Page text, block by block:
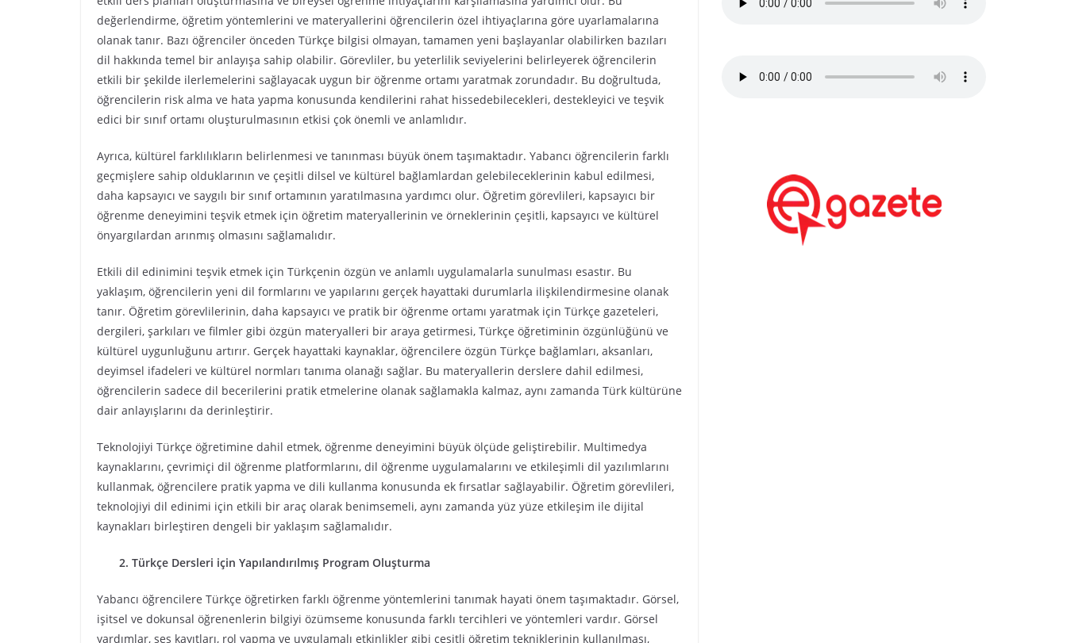
değerlendirme, öğretim yöntemlerini ve materyallerini öğrencilerin özel ihtiyaçlarına göre uyarlamalarına
olanak tanır. Bazı öğrenciler önceden Türkçe bilgisi olmayan, tamamen yeni başlayanlar olabilirken bazıları
dil hakkında temel bir anlayışa sahip olabilir. Görevliler, bu yeterlilik seviyelerini belirleyerek öğrencilerin
etkili bir şekilde ilerlemelerini sağlayacak uygun bir öğrenme ortamı yaratmak zorundadır. Bu doğrultuda,
öğrencilerin risk alma ve hata yapma konusunda kendilerini rahat hissedebilecekleri, destekleyici ve teşvik
edici bir sınıf ortamı oluşturulmasının etkisi çok önemli ve anlamlıdır.
Ayrıca, kültürel farklılıkların belirlenmesi ve tanınması büyük önem taşımaktadır. Yabancı öğrencilerin farklı
geçmişlere sahip olduklarının ve çeşitli dilsel ve kültürel bağlamlardan gelebileceklerinin kabul edilmesi,
daha kapsayıcı ve saygılı bir sınıf ortamının yaratılmasına yardımcı olur. Öğretim görevlileri, kapsayıcı bir
öğrenme deneyimini teşvik etmek için öğretim materyallerinin ve örneklerinin çeşitli, kapsayıcı ve kültürel
önyargılardan arınmış olmasını sağlamalıdır.
Etkili dil edinimini teşvik etmek için Türkçenin özgün ve anlamlı uygulamalarla sunulması esastır. Bu
yaklaşım, öğrencilerin yeni dil formlarını ve yapılarını gerçek hayattaki durumlarla ilişkilendirmesine olanak
tanır. Öğretim görevlilerinin, daha kapsayıcı ve pratik bir öğrenme ortamı yaratmak için Türkçe gazeteleri,
dergileri, şarkıları ve filmler gibi özgün materyalleri bir araya getirmesi, Türkçe öğretiminin özgünlüğünü ve
kültürel uygunluğunu artırır. Gerçek hayattaki kaynaklar, öğrencilere özgün Türkçe bağlamları, aksanları,
deyimsel ifadeleri ve kültürel normları tanıma olanağı sağlar. Bu materyallerin derslere dahil edilmesi,
öğrencilerin sadece dil becerilerini pratik etmelerine olanak sağlamakla kalmaz, aynı zamanda Türk kültürüne
dair anlayışlarını da derinleştirir.
Teknolojiyi Türkçe öğretimine dahil etmek, öğrenme deneyimini büyük ölçüde geliştirebilir. Multimedya
kaynaklarını, çevrimiçi dil öğrenme platformlarını, dil öğrenme uygulamalarını ve etkileşimli dil yazılımlarını
kullanmak, öğrencilere pratik yapma ve dili kullanma konusunda ek fırsatlar sağlayabilir. Öğretim görevlileri,
teknolojiyi dil edinimi için etkili bir araç olarak benimsemeli, aynı zamanda yüz yüze etkileşim ile dijital
kaynakları birleştiren dengeli bir yaklaşım sağlamalıdır.
2. Türkçe Dersleri için Yapılandırılmış Program Oluşturma
Yabancı öğrencilere Türkçe öğretirken farklı öğrenme yöntemlerini tanımak hayati önem taşımaktadır. Görsel,
işitsel ve dokunsal öğrenenlerin bilgiyi özümseme konusunda farklı tercihleri ​​ve yöntemleri vardır. Görsel
yardımlar, ses kayıtları, rol yapma ve uygulamalı etkinlikler gibi çeşitli öğretim tekniklerinin kullanılması,